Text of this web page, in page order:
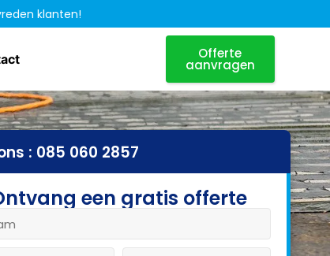
klanten!
Offerte
aanvragen
: 085 060 2857
een gratis offerte